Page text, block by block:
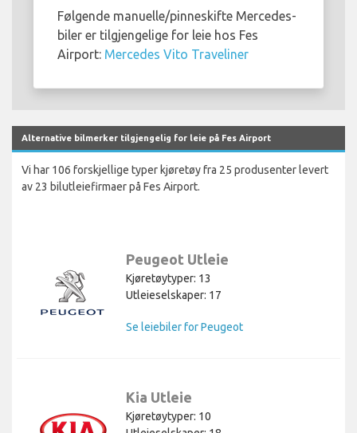
Følgende manuelle/pinneskifte Mercedes-
biler er tilgjengelige for leie hos Fes
Airport: Mercedes Vito Traveliner
Alternative bilmerker tilgjengelig for leie på Fes Airport
Vi har 106 forskjellige typer kjøretøy fra 25 produsenter levert
av 23 bilutleiefirmaer på Fes Airport.
Peugeot Utleie
Kjøretøytyper: 13
Utleieselskaper: 17
Se leiebiler for Peugeot
Kia Utleie
Kjøretøytyper: 10